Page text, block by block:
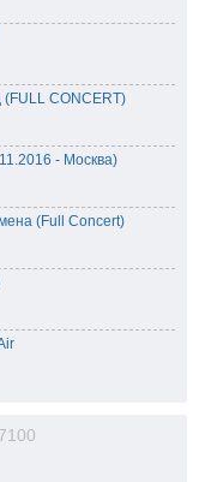
CONCERT)
- Москва)
(Full Concert)
7100